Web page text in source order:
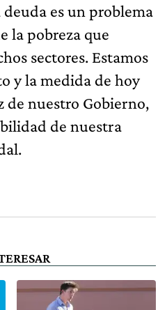
es un problema
la pobreza que
sectores. Estamos
y la medida de hoy
de nuestro Gobierno,
de nuestra